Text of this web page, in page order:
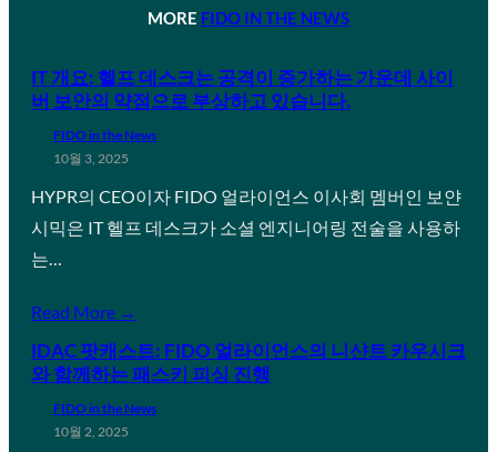
MORE FIDO IN THE NEWS
IT 개요: 헬프 데스크는 공격이 증가하는 가운데 사이
버 보안의 약점으로 부상하고 있습니다.
FIDO in the News
10월 3, 2025
HYPR의 CEO이자 FIDO 얼라이언스 이사회 멤버인 보얀
시믹은 IT 헬프 데스크가 소셜 엔지니어링 전술을 사용하
는…
Read More →
IDAC 팟캐스트: FIDO 얼라이언스의 니샨트 카우시크
와 함께하는 패스키 피싱 진행
FIDO in the News
10월 2, 2025